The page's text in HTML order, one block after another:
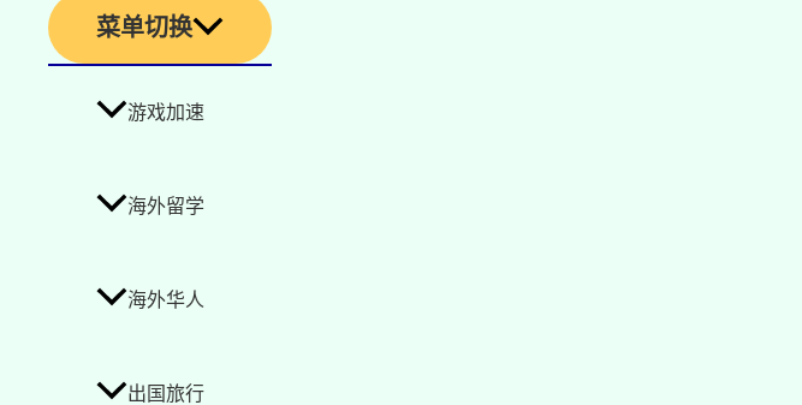
菜单切换
游戏加速
海外留学
海外华人
出国旅行